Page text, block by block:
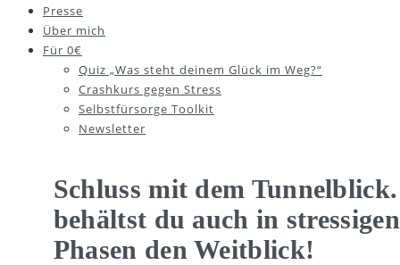
Presse
Über mich
Für 0€
Quiz „Was steht deinem Glück im Weg?“
Crashkurs gegen Stress
Selbstfürsorge Toolkit
Newsletter
Schluss mit dem
behältst du auch in stressigen
Phasen den Weitblick!